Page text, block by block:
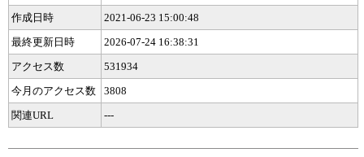
作成日時
2021-06-23 15:00:48
最終更新日時
2026-07-24 16:38:31
アクセス数
531934
今月のアクセス数
3808
関連URL
---